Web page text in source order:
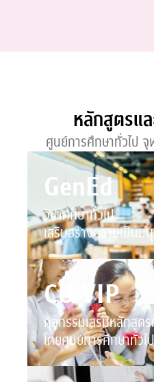
หลักสูตรแ
ศูนย์การศึกษาทั่วไป จุ
GenEd
วิชาศึกษาทั่วไป
เสริมสร้างความเป็น
CU VIP
กิจกรรมเสริมหลักสูต
โดยศูนย์การศึกษาทั่วไป